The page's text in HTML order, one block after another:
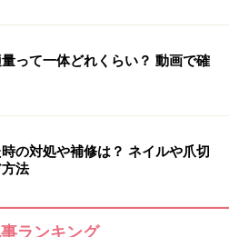
が大事ですので、自分にあっ
が大事です。
って一体どれくらい？ 動画で確
の対処や補修は？ ネイルや爪切
法
ランキング